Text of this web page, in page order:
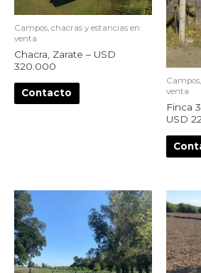
Campos, chacras y estancias en
venta
Chacra, Zarate – USD
320.000
Contacto
venta
Finca
USD